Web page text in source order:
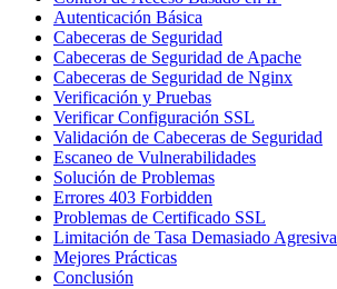
Autenticación Básica
Cabeceras de Seguridad
Cabeceras de Seguridad de Apache
Cabeceras de Seguridad de Nginx
Verificación y Pruebas
Verificar Configuración SSL
Validación de Cabeceras de Seguridad
Escaneo de Vulnerabilidades
Solución de Problemas
Errores 403 Forbidden
Problemas de Certificado SSL
Limitación de Tasa Demasiado Agresiva
Mejores Prácticas
Conclusión